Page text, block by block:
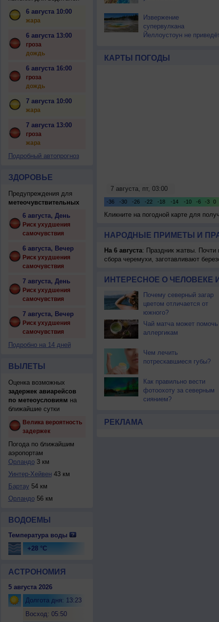
6 августа 10:00
жара
6 августа 13:00
гроза
дождь
6 августа 16:00
гроза
дождь
7 августа 10:00
жара
7 августа 13:00
гроза
жара
Подробный автопрогноз
ЗДОРОВЬЕ
Предупреждения для
метеочувствительных
6 августа, День
Риск ухудшения
самочувствия
6 августа, Вечер
Риск ухудшения
самочувствия
7 августа, День
Риск ухудшения
самочувствия
7 августа, Вечер
Риск ухудшения
самочувствия
Подробно на 14 дней
ВЫЛЕТЫ
Оценка возможных
задержек авиарейсов
по метеоусловиям на
ближайшие сутки
Велика вероятность
задержек
Погода по ближайшим
аэропортам
Орландо3 км
Уинтер-Хейвен 43 км
Бартау 54 км
Орландо56 км
ВОДОЕМЫ
Температура воды
+28 °C
АСТРОНОМИЯ
5 августа 2026
Долгота дня: 13:23
Восход: 05:50
Извержение
супервулкана
Йеллоустоун не
КАРТЫ ПОГОДЫ
Кликните на погодной карте для
НАРОДНЫЕ ПРИМЕТЫ И
На 6 августа: Праздник жатвы. Почти
сбора черемухи, заготавливают
ИНТЕРЕСНОЕ О ЧЕЛОВЕКЕ
Почему северный загар
цветом отличается от
южного?
Чай матча может помочь
аллергикам
Чем лечить
потрескавшиеся губы?
Как правильно вести
фотоохоту за северным
сиянием?
РЕКЛАМА